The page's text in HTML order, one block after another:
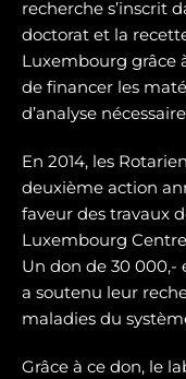
recherche s’inscrit
doctorat et la
Luxembourg grâce
de financer les
d’analyse
En 2014, les
deuxième action
faveur des travaux
Luxembourg
Un don de 30 000,-
a soutenu leur
maladies du
Grâce à ce don, le